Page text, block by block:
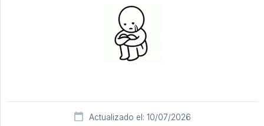
Actualizado el: 10/07/2026